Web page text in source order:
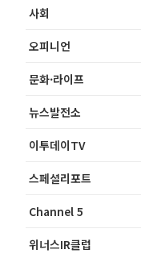
사회
오피니언
문화·라이프
뉴스발전소
이투데이TV
스페셜리포트
Channel 5
위너스IR클럽